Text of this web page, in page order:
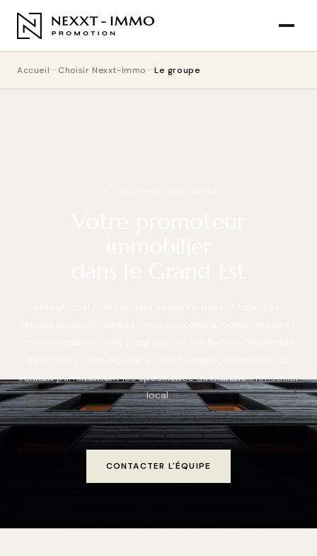
Accueil Choisir Nexxt-Immo Le groupe
connaît parfaitement les spécificités du marché immobilier
local.
CONTACTER L'ÉQUIPE